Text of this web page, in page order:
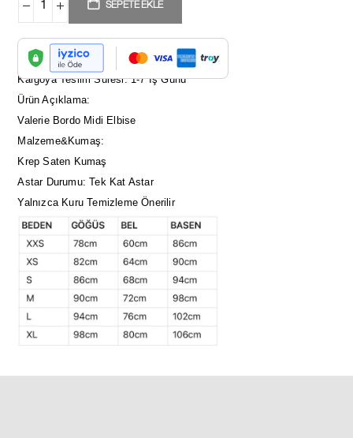
SEPETE EKLE
Kargoya Teslim Süresi: 1-7 İş Günü
Ürün Açıklama:
Valerie Bordo Midi Elbise
Malzeme&Kumaş:
Krep Saten Kumaş
Astar Durumu: Tek Kat Astar
Yalnızca Kuru Temizleme Önerilir